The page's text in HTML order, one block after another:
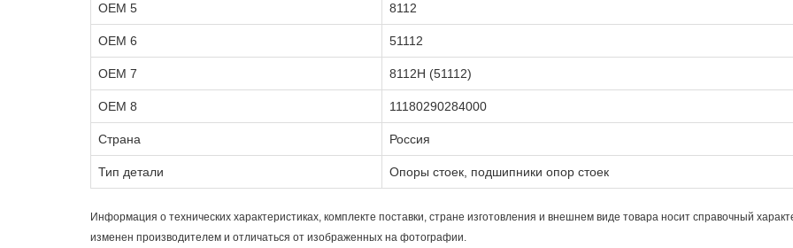
OEM 5 8112
OEM 6 51112
OEM 7 8112Н (51112)
OEM 8 11180290284000
Страна Россия
Тип детали Опоры стоек, подшипники опор стоек
Информация о технических характеристиках, комплекте поставки, стране изготовления и внешнем виде товара носит справочный
изменен производителем и отличаться от изображенных на фотографии.